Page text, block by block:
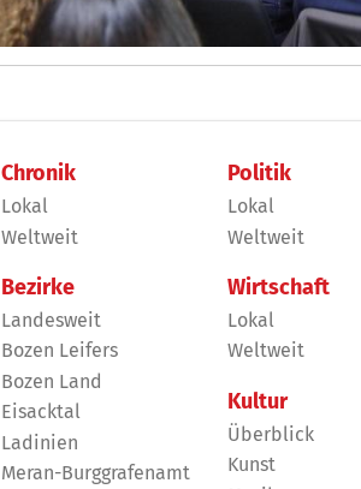
Chronik
Lokal
Weltweit
Bezirke
Landesweit
Bozen Leifers
Bozen Land
Eisacktal
Ladinien
Meran-Burggrafenamt
Politik
Lokal
Weltweit
Wirtschaft
Lokal
Weltweit
Kultur
Überblick
Kunst